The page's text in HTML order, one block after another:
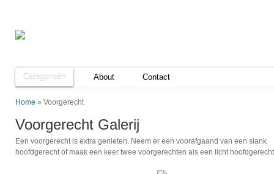
Categorieën About Contact
Home » Voorgerecht
Voorgerecht Galerij
Een voorgerecht is extra genieten. Neem er een voorafgaand van een slank
hoofdgerecht of maak een keer twee voorgerechten als een licht